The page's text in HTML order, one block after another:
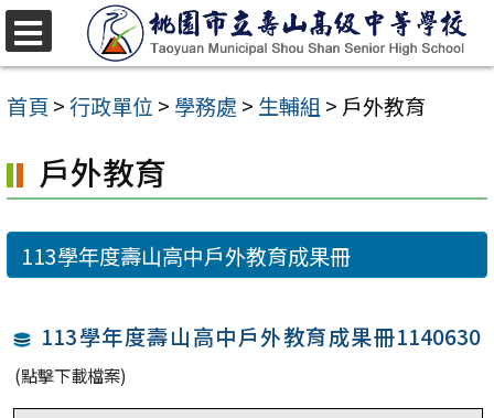
跳
至
主
內
容
區
首頁 >行政單位 > 學務處 > 生輔組 > 戶外教育
戶外教育
113學年度壽山高中戶外教育成果冊
113學年度壽山高中戶外教育成果冊1140630
(點擊下載檔案)
選
單